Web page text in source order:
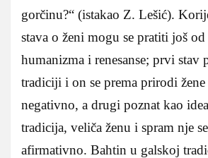
gorčinu?“ (istakao Z. Lešić).
stava o ženi mogu se pratiti još od
humanizma i renesanse; prvi stav
tradiciji i on se prema prirodi
negativno, a drugi poznat kao
tradicija, veliča ženu i spram nje
afirmativno. Bahtin u galskoj